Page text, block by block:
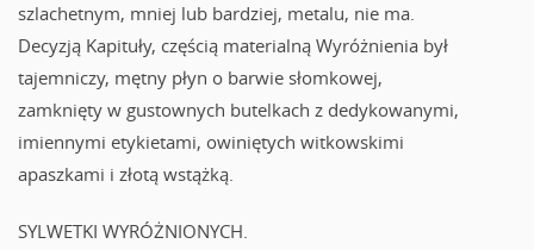
szlachetnym, mniej lub bardziej, metalu, nie ma.
Decyzją Kapituły, częścią materialną Wyróżnienia był
tajemniczy, mętny płyn o barwie słomkowej,
zamknięty w gustownych butelkach z dedykowanymi,
imiennymi etykietami, owiniętych witkowskimi
apaszkami i złotą wstążką.
SYLWETKI WYRÓŻNIONYCH.